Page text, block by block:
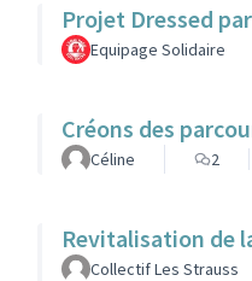
Projet Dressed
Equipage Solidaire
Créons des
Céline 2
Revitalisation de
Collectif Les Strauss